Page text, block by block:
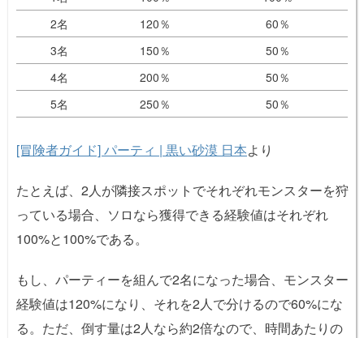
2名
120％
60％
3名
150％
50％
4名
200％
50％
5名
250％ 50％
[冒険者ガイド] パーティ | 黒い砂漠 日本より
たとえば、2人が隣接スポットでそれぞれモンスターを狩
っている場合、ソロなら獲得できる経験値はそれぞれ
100%と100%である。
もし、パーティーを組んで2名になった場合、モンスター
経験値は120%になり、それを2人で分けるので60%にな
る。ただ、倒す量は2人なら約2倍なので、時間あたりの